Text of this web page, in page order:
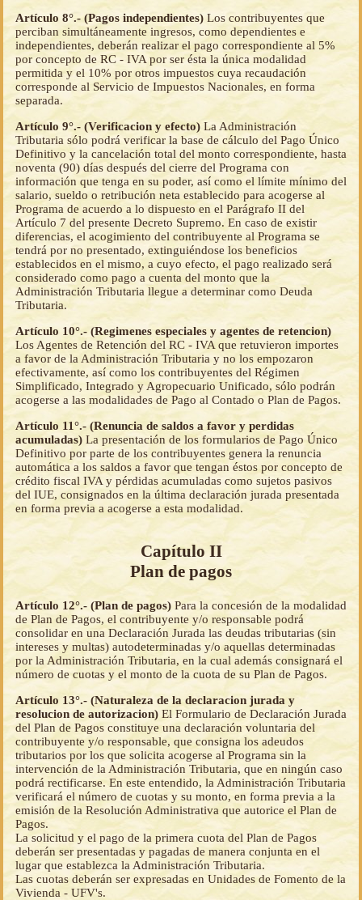
Artículo 8°.- (Pagos independientes) Los contribuyentes que
perciban simultáneamente ingresos, como dependientes e
independientes, deberán realizar el pago correspondiente al 5%
por concepto de RC - IVA por ser ésta la única modalidad
permitida y el 10% por otros impuestos cuya recaudación
corresponde al Servicio de Impuestos Nacionales, en forma
separada.
Artículo 9°.- (Verificacion y efecto) La Administración
Tributaria sólo podrá verificar la base de cálculo del Pago Único
Definitivo y la cancelación total del monto correspondiente, hasta
noventa (90) días después del cierre del Programa con
información que tenga en su poder, así como el límite mínimo del
salario, sueldo o retribución neta establecido para acogerse al
Programa de acuerdo a lo dispuesto en el Parágrafo II del
Artículo 7 del presente Decreto Supremo. En caso de existir
diferencias, el acogimiento del contribuyente al Programa se
tendrá por no presentado, extinguiéndose los beneficios
establecidos en el mismo, a cuyo efecto, el pago realizado será
considerado como pago a cuenta del monto que la
Administración Tributaria llegue a determinar como Deuda
Tributaria.
Artículo 10°.- (Regimenes especiales y agentes de retencion)
Los Agentes de Retención del RC - IVA que retuvieron importes
a favor de la Administración Tributaria y no los empozaron
efectivamente, así como los contribuyentes del Régimen
Simplificado, Integrado y Agropecuario Unificado, sólo podrán
acogerse a las modalidades de Pago al Contado o Plan de Pagos.
Artículo 11°.- (Renuncia de saldos a favor y perdidas
acumuladas) La presentación de los formularios de Pago Único
Definitivo por parte de los contribuyentes genera la renuncia
automática a los saldos a favor que tengan éstos por concepto de
crédito fiscal IVA y pérdidas acumuladas como sujetos pasivos
del IUE, consignados en la última declaración jurada presentada
en forma previa a acogerse a esta modalidad.
Capítulo II
Plan de pagos
Artículo 12°.- (Plan de pagos) Para la concesión de la modalidad
de Plan de Pagos, el contribuyente y/o responsable podrá
consolidar en una Declaración Jurada las deudas tributarias (sin
intereses y multas) autodeterminadas y/o aquellas determinadas
por la Administración Tributaria, en la cual además consignará el
número de cuotas y el monto de la cuota de su Plan de Pagos.
Artículo 13°.- (Naturaleza de la declaracion jurada y
resolucion de autorizacion) El Formulario de Declaración Jurada
del Plan de Pagos constituye una declaración voluntaria del
contribuyente y/o responsable, que consigna los adeudos
tributarios por los que solicita acogerse al Programa sin la
intervención de la Administración Tributaria, que en ningún caso
podrá rectificarse. En este entendido, la Administración Tributaria
verificará el número de cuotas y su monto, en forma previa a la
emisión de la Resolución Administrativa que autorice el Plan de
Pagos.
La solicitud y el pago de la primera cuota del Plan de Pagos
deberán ser presentadas y pagadas de manera conjunta en el
lugar que establezca la Administración Tributaria.
Las cuotas deberán ser expresadas en Unidades de Fomento de la
Vivienda - UFV's.